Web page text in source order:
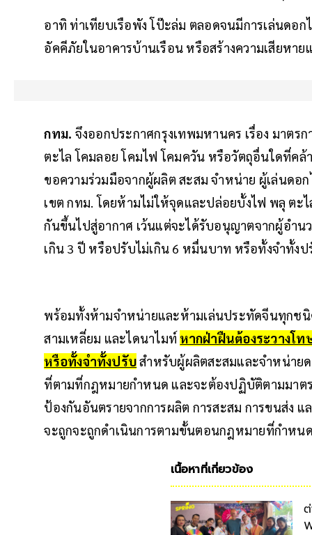
อาทิ ท่าเทียบเรือพัง โป๊ะล่ม ตลอดจนมีการเล่นดอ
อัคคีภัยในอาคารบ้านเรือน หรือสร้างความเสียหา
กทม. จึงออกประกาศกรุงเทพมหานคร เรื่อง มาต
ตะไล โคมลอย โคมไฟ โคมควัน หรือวัตถุอื่นใดที่คล้
ขอความร่วมมือจากผู้ผลิต สะสม จำหน่าย ผู้เล่นด
เขต กทม. โดยห้ามไม่ให้จุดและปล่อยบั้งไฟ พลุ ตะ
กันขึ้นไปสู่อากาศ เว้นแต่จะได้รับอนุญาตจากผู้อำ
เกิน 3 ปี หรือปรับไม่เกิน 6 หมื่นบาท หรือทั้งจำทั้งป
พร้อมทั้งห้ามจำหน่ายและห้ามเล่นประทัดจีนทุกช
สามเหลี่ยม และไดนาไมท์ หากฝ่าฝืนต้องระวางโ
หรือทั้งจำทั้งปรับสำหรับผู้ผลิตสะสมและจำหน่าย
ที่ตามที่กฎหมายกำหนด และจะต้องปฏิบัติตามมาต
ป้องกันอันตรายจากการผลิต การสะสม การขนส่ง
จะถูกจะถูกดำเนินการตามขั้นตอนกฎหมายที่กำหน
เนื้อหาที่เกี่ยวข้อง